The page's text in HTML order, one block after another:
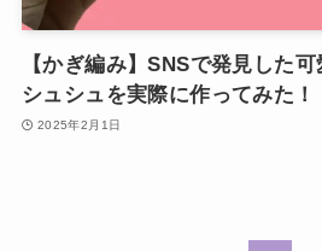
【かぎ編み】SNSで発見した
シュシュを実際に作ってみた！
2025年2月1日